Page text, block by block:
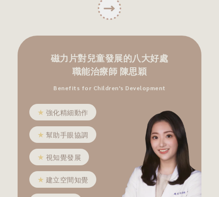
磁力片對兒童發展的八大好處
職能治療師 陳思穎
Benefits for Children's Development
★ 強化精細動作
★ 幫助手眼協調
★ 視知覺發展
★ 建立空間知覺